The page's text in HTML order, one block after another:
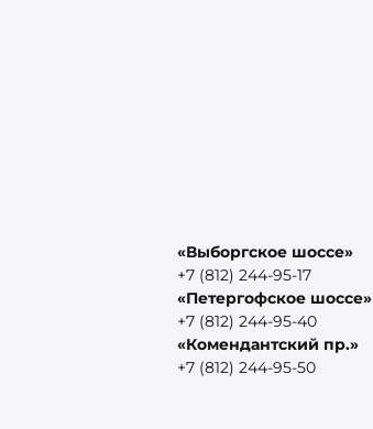
«Выборгское шоссе»
+7 (812) 244-95-17
«Петергофское шоссе»
+7 (812) 244-95-40
«Комендантский пр.»
+7 (812) 244-95-50